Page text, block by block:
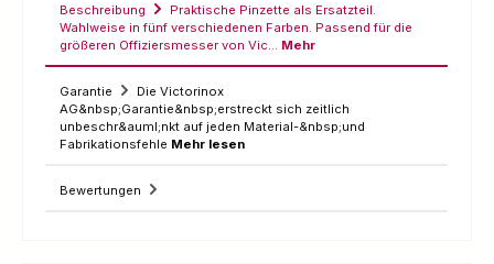
Beschreibung
Praktische Pinzette als Ersatzteil.
Wahlweise in fünf verschiedenen Farben. Passend für die
größeren Offiziersmesser von Vic… Mehr
Garantie
Die Victorinox
AG&nbsp;Garantie&nbsp;erstreckt sich zeitlich
unbeschr&auml;nkt auf jeden Material-&nbsp;und
Fabrikationsfehle Mehr lesen
Bewertungen